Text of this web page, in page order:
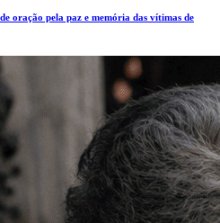
oração pela paz e memória das vítimas de